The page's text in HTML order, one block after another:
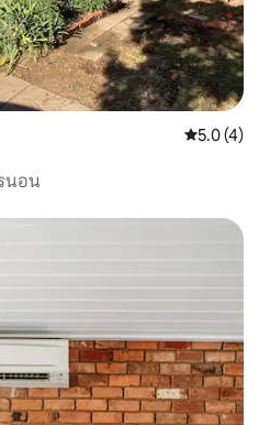
คะแนนเฉลี่
5.0 (4)
นอน